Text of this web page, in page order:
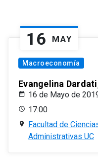
16 MAY
Macroeconomía
Evangelina
16 de Mayo de
17:00
Facultad de
Administrativas UC